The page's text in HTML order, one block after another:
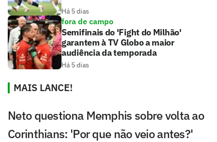
Há 5 dias
fora de campo
Semifinais do 'Fight do Milhão'
garantem à TV Globo a maior
audiência da temporada
Há 5 dias
MAIS LANCE!
Neto questiona Memphis sobre volta ao
Corinthians: 'Por que não veio antes?'